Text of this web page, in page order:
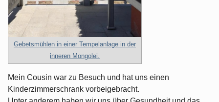
Gebetsmühlen in einer Tempelanlage in der
inneren Mongolei.
Mein Cousin war zu Besuch und hat uns einen
Kinderzimmerschrank vorbeigebracht.